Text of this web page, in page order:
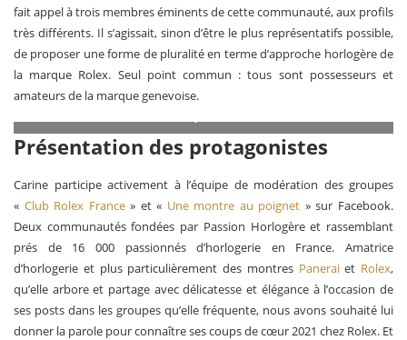
fait appel à trois membres éminents de cette communauté, aux profils
très différents. Il s’agissait, sinon d’être le plus représentatifs possible,
de proposer une forme de pluralité en terme d’approche horlogère de
la marque Rolex. Seul point commun : tous sont possesseurs et
amateurs de la marque genevoise.
Présentation des protagonistes
Carine participe activement à l’équipe de modération des groupes
« Club Rolex France» et « Une montre au poignet » sur Facebook.
Deux communautés fondées par Passion Horlogère et rassemblant
prés de 16 000 passionnés d’horlogerie en France. Amatrice
d’horlogerie et plus particulièrement des montres Paneraiet Rolex,
qu’elle arbore et partage avec délicatesse et élégance à l’occasion de
ses posts dans les groupes qu’elle fréquente, nous avons souhaité lui
donner la parole pour connaître ses coups de cœur 2021 chez Rolex. Et